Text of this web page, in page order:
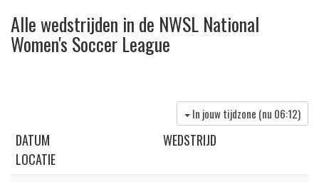
Alle wedstrijden in de NWSL National
Women's Soccer League
In jouw tijdzone (nu 06:12)
DATUM
WEDSTRIJD
LOCATIE